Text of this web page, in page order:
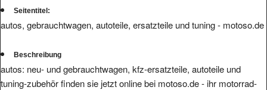
Seitentitel:
autos, gebrauchtwagen, autoteile, ersatzteile und tuning - motoso.de
Beschreibung
autos: neu- und gebrauchtwagen, kfz-ersatzteile, autoteile und
tuning-zubehör finden sie jetzt online bei motoso.de - ihr motorrad-